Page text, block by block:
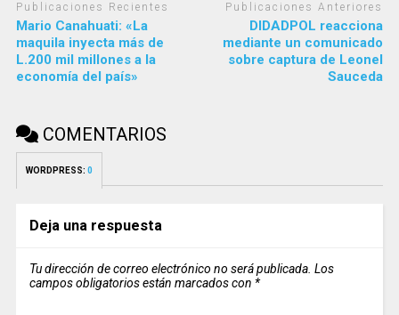
Publicaciones Recientes
Mario Canahuati: «La
maquila inyecta más de
L.200 mil millones a la
economía del país»
Publicaciones Anteriores
DIDADPOL reacciona
mediante un comunicado
sobre captura de Leonel
Sauceda
COMENTARIOS
WORDPRESS: 0
Deja una respuesta
Tu dirección de correo electrónico no será publicada. Los
campos obligatorios están marcados con *